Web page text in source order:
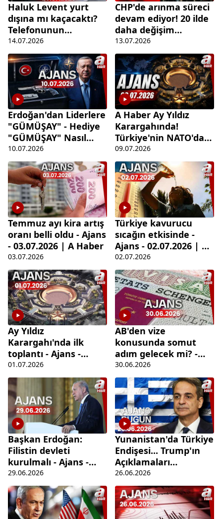
Haluk Levent yurt
dışına mı kaçacaktı?
Telefonunun
şifrelerini neden
vermedi? | Ajans-
14.07.2026
14.07.2026
CHP'de arınma süreci
devam ediyor! 20 ilde
daha değişim
bekleniyor | Ajans -
13.07.2026 | A Haber
13.07.2026
Erdoğan'dan Liderlere
"GÜMÜŞAY" - Hediye
"GÜMÜŞAY" Nasıl
Muhafaza Edilecek? |
Ajans
10.07.2026
A Haber Ay Yıldız
Karargahında!
Türkiye'nin NATO'daki
Etkinliği Nasıl Arttı? |
Ajans
09.07.2026
Temmuz ayı kira artış
oranı belli oldu - Ajans
- 03.07.2026 | A Haber
03.07.2026
Türkiye kavurucu
sıcağın etkisinde -
Ajans - 02.07.2026 | A
Haber
02.07.2026
Ay Yıldız
Karargahı'nda ilk
toplantı - Ajans -
01.07.2026 | A Haber
01.07.2026
AB'den vize
konusunda somut
adım gelecek mi? -
Ajans - 30.06.2026 | A
Haber
30.06.2026
Başkan Erdoğan:
Filistin devleti
kurulmalı - Ajans -
29.06.2026 | A Haber
29.06.2026
Yunanistan'da Türkiye
Endişesi... Trump'ın
Açıklamaları
Manşetlere Taşındı! |
Ajans
26.06.2026